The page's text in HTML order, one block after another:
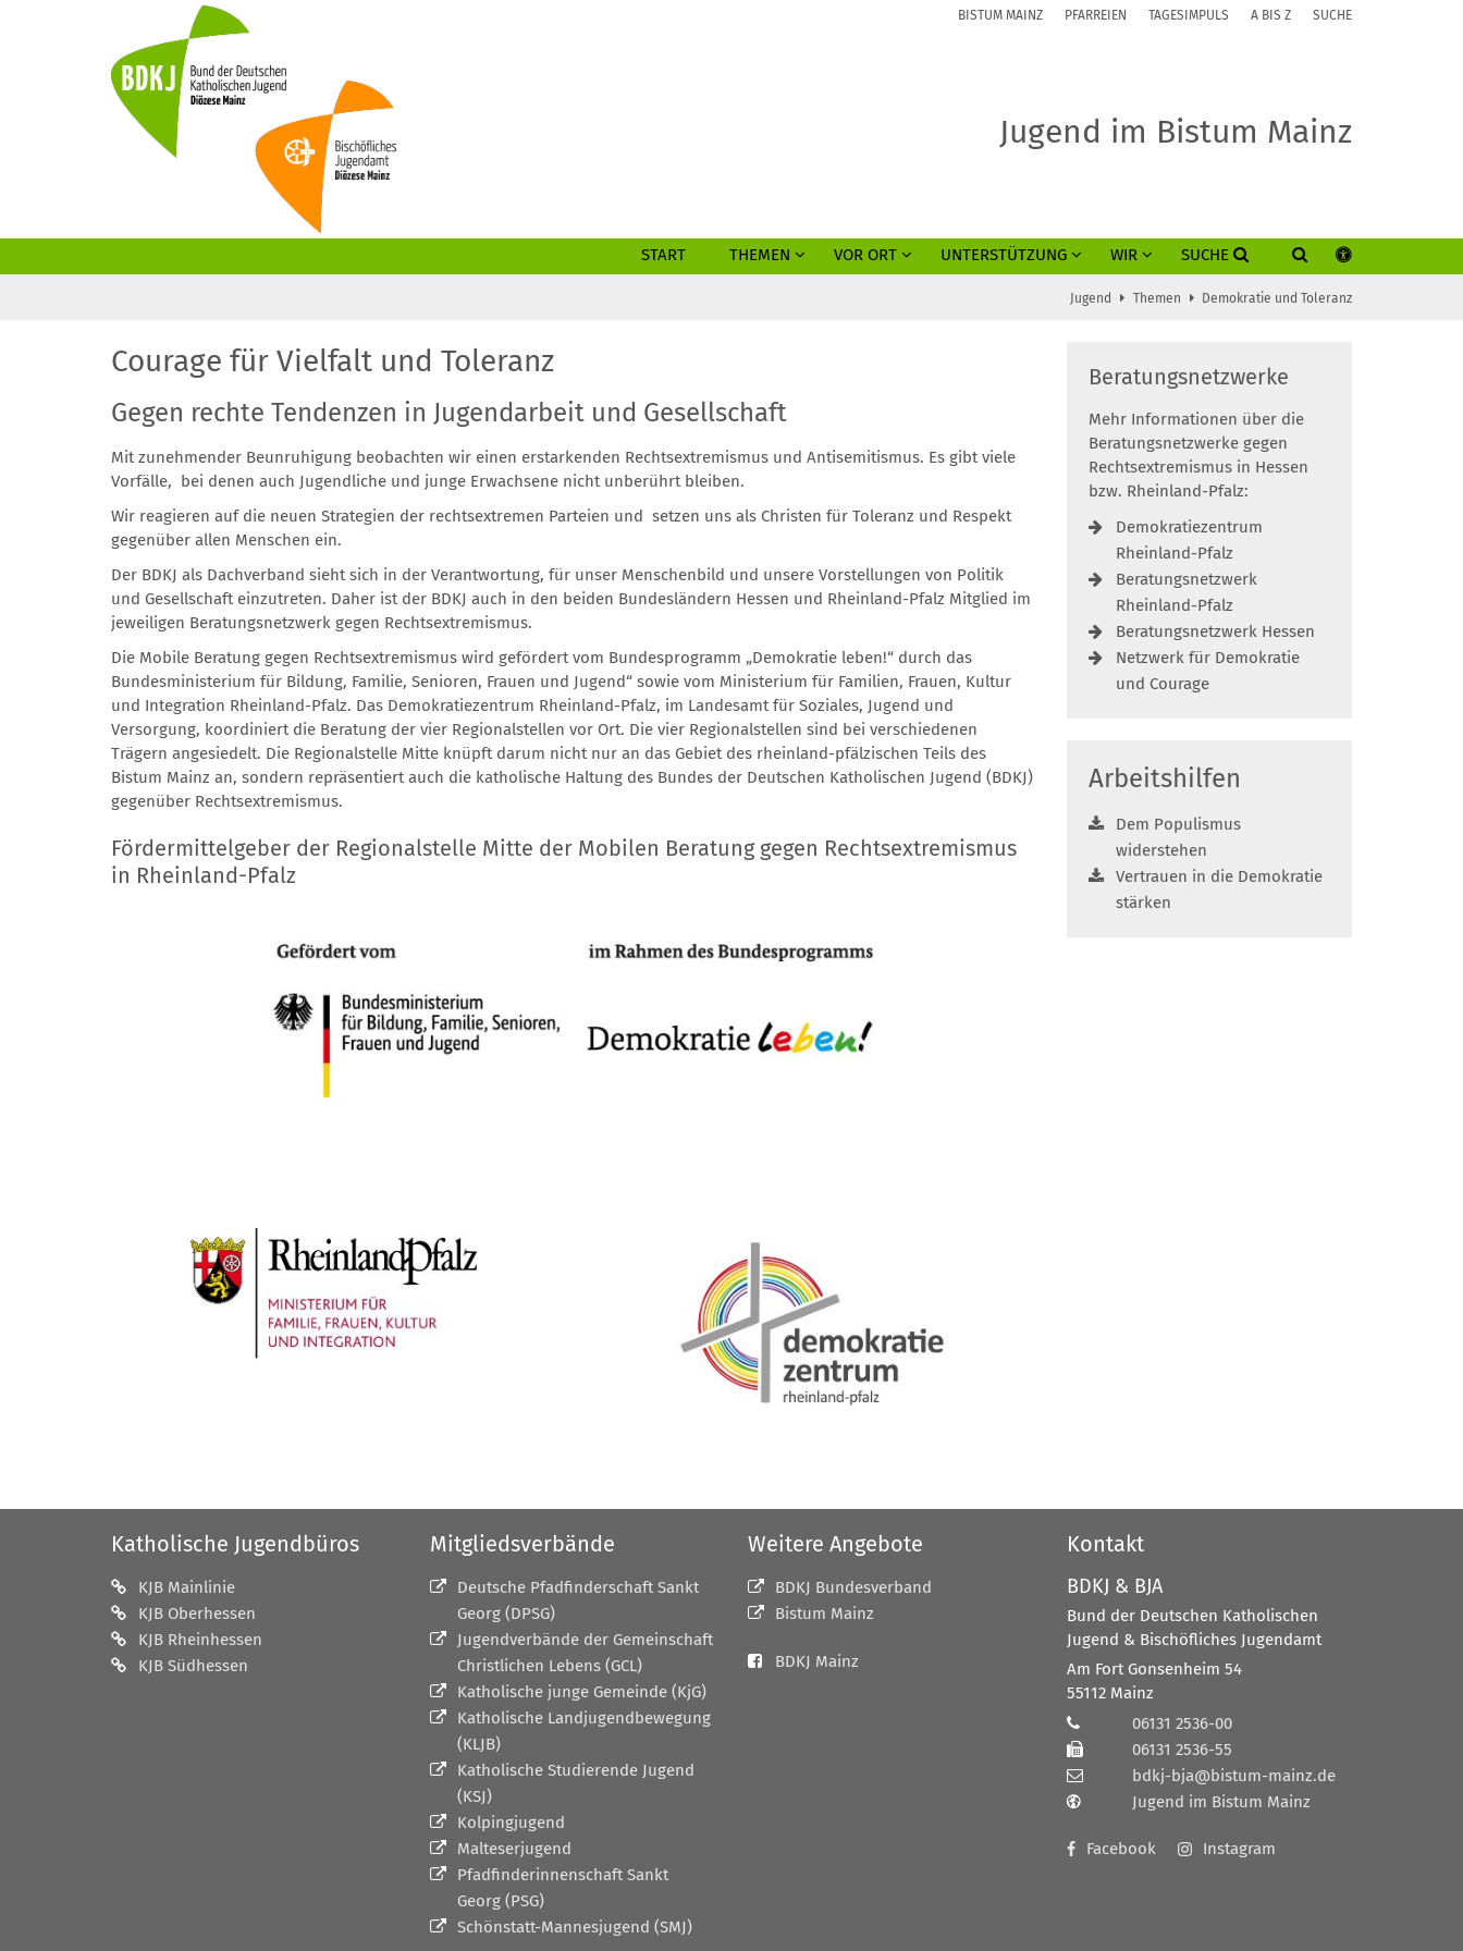
BISTUM MAINZ PFARREIEN TAGESIMPULS A BIS Z SUCHE
Jugend im Bistum Mainz
START THEMEN VOR ORT UNTERSTÜTZUNG WIR SUCHE
Jugend Themen Demokratie und Toleranz
Courage für Vielfalt und Toleranz
Gegen rechte Tendenzen in Jugendarbeit und Gesellschaft
Mit zunehmender Beunruhigung beobachten wir einen erstarkenden Rechtsextremismus und Antisemitismus. Es gibt viele
Vorfälle, bei denen auch Jugendliche und junge Erwachsene nicht unberührt bleiben.
Wir reagieren auf die neuen Strategien der rechtsextremen Parteien und setzen uns als Christen für Toleranz und Respekt
gegenüber allen Menschen ein.
Der BDKJ als Dachverband sieht sich in der Verantwortung, für unser Menschenbild und unsere Vorstellungen von Politik
und Gesellschaft einzutreten. Daher ist der BDKJ auch in den beiden Bundesländern Hessen und Rheinland-Pfalz Mitglied im
jeweiligen Beratungsnetzwerk gegen Rechtsextremismus.
Die Mobile Beratung gegen Rechtsextremismus wird gefördert vom Bundesprogramm „Demokratie leben!“ durch das
Bundesministerium für Bildung, Familie, Senioren, Frauen und Jugend“ sowie vom Ministerium für Familien, Frauen, Kultur
und Integration Rheinland-Pfalz. Das Demokratiezentrum Rheinland-Pfalz, im Landesamt für Soziales, Jugend und
Versorgung, koordiniert die Beratung der vier Regionalstellen vor Ort. Die vier Regionalstellen sind bei verschiedenen
Trägern angesiedelt. Die Regionalstelle Mitte knüpft darum nicht nur an das Gebiet des rheinland-pfälzischen Teils des
Bistum Mainz an, sondern repräsentiert auch die katholische Haltung des Bundes der Deutschen Katholischen Jugend (BDKJ)
gegenüber Rechtsextremismus.
Fördermittelgeber der Regionalstelle Mitte der Mobilen Beratung gegen Rechtsextremismus
in Rheinland-Pfalz
Beratungsnetzwerke
Mehr Informationen über die
Beratungsnetzwerke gegen
Rechtsextremismus in Hessen
bzw. Rheinland-Pfalz:
Demokratiezentrum
Rheinland-Pfalz
Beratungsnetzwerk
Rheinland-Pfalz
Beratungsnetzwerk Hessen
Netzwerk für Demokratie
und Courage
Arbeitshilfen
Dem Populismus
widerstehen
Vertrauen in die Demokratie
stärken
Katholische Jugendbüros
KJB Mainlinie
KJB Oberhessen
KJB Rheinhessen
KJB Südhessen
Mitgliedsverbände
Deutsche Pfadfinderschaft Sankt
Georg (DPSG)
Jugendverbände der Gemeinschaft
Christlichen Lebens (GCL)
Katholische junge Gemeinde (KjG)
Katholische Landjugendbewegung
(KLJB)
Katholische Studierende Jugend
(KSJ)
Kolpingjugend
Malteserjugend
Pfadfinderinnenschaft Sankt
Georg (PSG)
Schönstatt-Mannesjugend (SMJ)
Weitere Angebote
BDKJ Bundesverband
Bistum Mainz
BDKJ Mainz
Kontakt
BDKJ & BJA
Bund der Deutschen Katholischen
Jugend & Bischöfliches Jugendamt
Am Fort Gonsenheim 54
55112 Mainz
06131 2536-00
06131 2536-55
bdkj-bja@bistum-mainz.de
Jugend im Bistum Mainz
Facebook Instagram